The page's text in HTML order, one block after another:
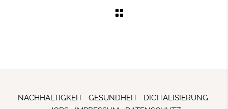

NACHHALTIGKEIT GESUNDHEIT
DIGITALISIERUNG